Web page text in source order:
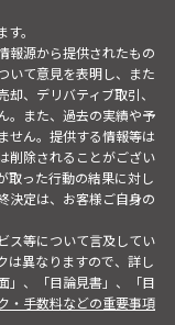
。
報源から提供されたもの
いて意見を表明し、また
、デリバティブ取引、
。また、過去の実績や予
せん。提供する情報等は
削除されることがござい
取った行動の結果に対し
決定は、お客様ご自身の
ス等について言及してい
は異なりますので、詳し
」、「目論見書」、「目
・手数料などの重要事項